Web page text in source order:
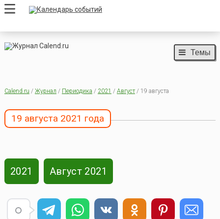
Темы
Calend.ru / Журнал / Периодика / 2021 / Август/ 19 августа
19 августа 2021 года
2021 Август 2021